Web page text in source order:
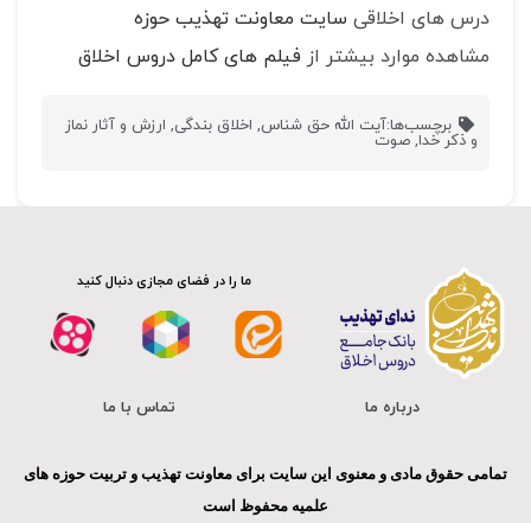
درس های اخلاقی سایت معاونت تهذیب حوزه
مشاهده موارد بیشتر از فیلم های کامل دروس اخلاق
برچسب‌ها:آیت الله حق شناس, اخلاق بندگی, ارزش و آثار نماز
و ذکر خدا, صوت
ما را در فضای مجازی دنبال کنید
درباره ما تماس با ما
تمامی حقوق مادی و معنوی این سایت برای معاونت تهذیب و تربیت حوزه های
علمیه محفوظ است